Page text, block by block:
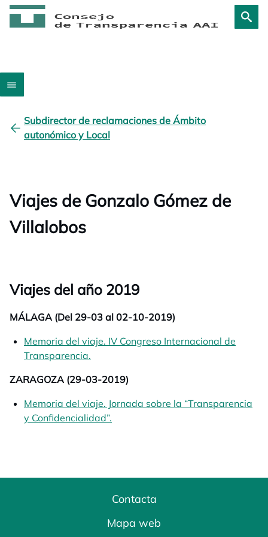
Subdirector de reclamaciones de Ámbito
autonómico y Local
Viajes de Gonzalo Gómez de
Villalobos
Viajes del año 2019
MÁLAGA (Del 29-03 al 02-10-2019)
Memoria del viaje. IV Congreso Internacional de
Transparencia.
ZARAGOZA (29-03-2019)
Memoria del viaje. Jornada sobre la “Transparencia
y Confidencialidad”.
Contacta
Mapa web